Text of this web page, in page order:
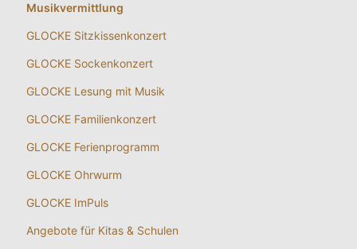
Musikvermittlung
GLOCKE Sitzkissenkonzert
GLOCKE Sockenkonzert
GLOCKE Lesung mit Musik
GLOCKE Familienkonzert
GLOCKE Ferienprogramm
GLOCKE Ohrwurm
GLOCKE ImPuls
Angebote für Kitas & Schulen